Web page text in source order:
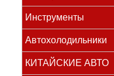
Инструменты
Автохолодильники
КИТАЙСКИЕ АВТО